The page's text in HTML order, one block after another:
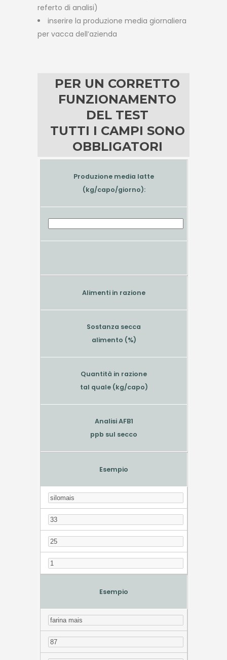
referto di analisi)
inserire la produzione media giornaliera
per vacca dell’azienda
PER UN CORRETTO
FUNZIONAMENTO
DEL TEST
TUTTI I CAMPI SONO
OBBLIGATORI
Produzione media latte
(kg/capo/giorno):
Alimenti in razione
Sostanza secca
alimento (%)
Quantità in razione
tal quale (kg/capo)
Analisi AFB1
ppb sul secco
Esempio
Esempio